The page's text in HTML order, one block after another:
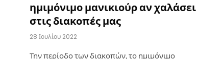
ημιμόνιμο μανικιούρ αν χαλάσει
στις διακοπές μας
28 Ιουλίου 2022
Την περίοδο των διακοπών, το ημιμόνιμο